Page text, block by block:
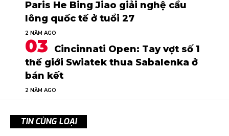
Paris He Bing Jiao giải nghệ cầu
lông quốc tế ở tuổi 27
2 NĂM AGO
Cincinnati Open: Tay vợt số 1
thế giới Swiatek thua Sabalenka ở
bán kết
2 NĂM AGO
TIN CÙNG LOẠI